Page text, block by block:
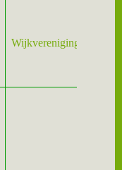
Wijkvereniging